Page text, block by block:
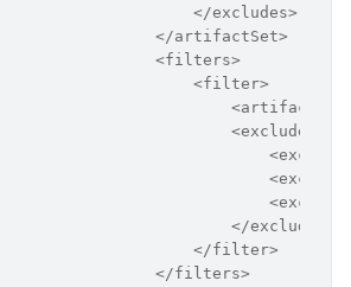
</excludes>
</artifactSet>
<filters>
<filter>
<excludes>
</excludes>
</filter>
</filters>